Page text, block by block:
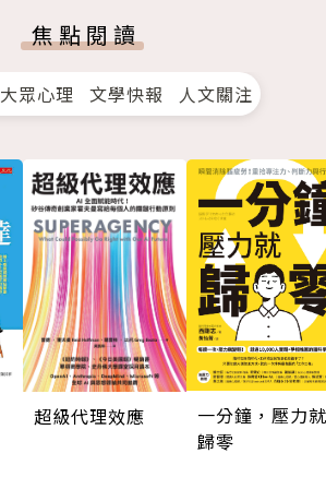
焦點閱讀
大眾心理 文學快報 人文關注
超級代理效應
一分鐘，壓力就
歸零